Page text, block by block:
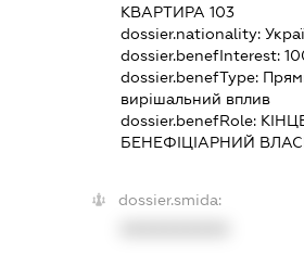
КВАРТИРА 103
dossier.nationality:
dossier.benefInterest:
dossier.benefType:
вирішальний вплив
dossier.benefRole:
БЕНЕФІЦІАРНИЙ
dossier.smida: